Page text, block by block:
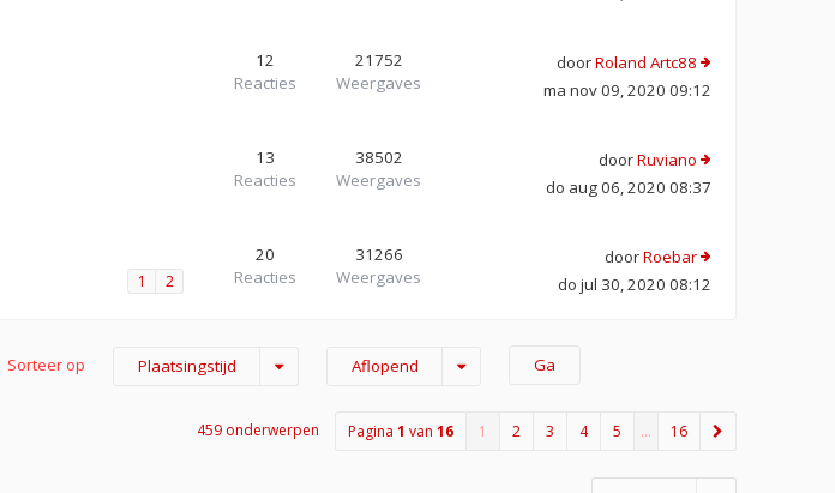
12
Reacties
21752
Weergaves
doorRoland Artc88
ma nov 09, 2020 09:12
13
Reacties
38502
Weergaves
doorRuviano
do aug 06, 2020 08:37
1 2
20
Reacties
31266
Weergaves
doorRoebar
do jul 30, 2020 08:12
Sorteer op Plaatsingstijd Aflopend
459 onderwerpen Pagina 1 van 16 1 2 3 4 5 … 16